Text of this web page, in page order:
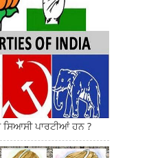
ਸਿਆਸੀ ਪਾਰਟੀਆਂ ਹਨ ?